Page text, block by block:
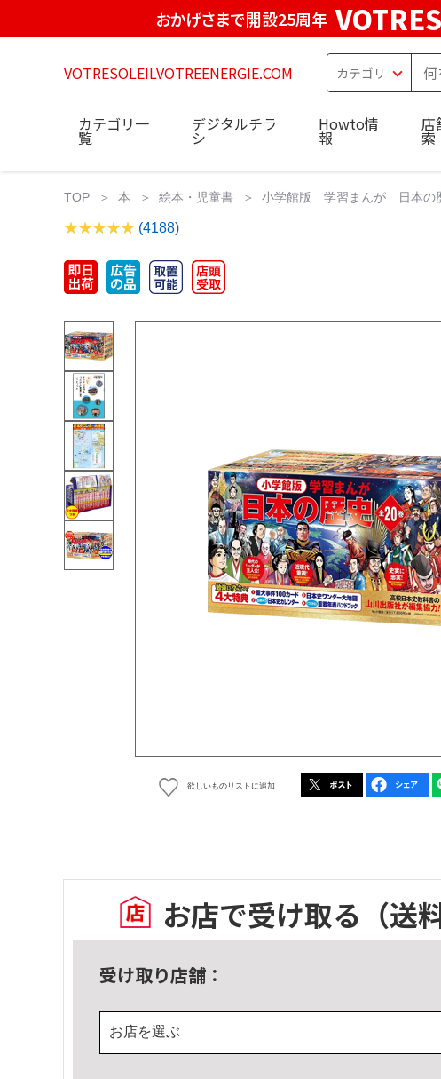
おかげさまで開設25周年
VOTRESOLEILVOTREENERGIE.COM
カテゴリ一
覧
デジタルチラ
シ
Howto情
報
店
索
TOP 本 絵本・児童書 小学館版 学習まんが 日本の
(4188)
欲しいものリストに追加
お店で受け取る （送
受け取り店舗：
お店を選ぶ